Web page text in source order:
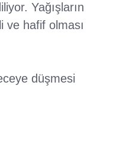
Yağışların
ve hafif olması
düşmesi